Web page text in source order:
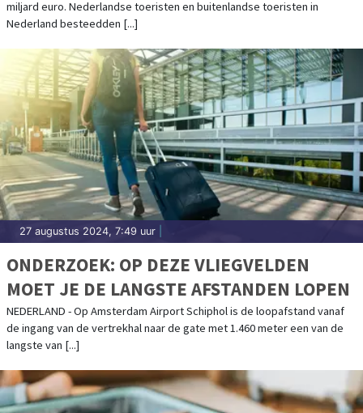
miljard euro. Nederlandse toeristen en buitenlandse toeristen in
Nederland besteedden [...]
27 augustus 2024, 7:49 uur
ONDERZOEK: OP DEZE VLIEGVELDEN
MOET JE DE LANGSTE AFSTANDEN LOPEN
NEDERLAND - Op Amsterdam Airport Schiphol is de loopafstand vanaf
de ingang van de vertrekhal naar de gate met 1.460 meter een van de
langste van [...]